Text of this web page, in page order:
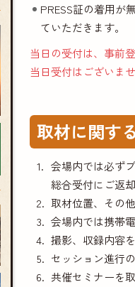
PRESS証の着用が
ていただきます。
当日の受付は、事前
当日受付はございま
取材に関す
会場内では必ず
総合受付にご返
取材位置、その
会場内では携帯
撮影、収録内容
セッション進行
共催セミナーを